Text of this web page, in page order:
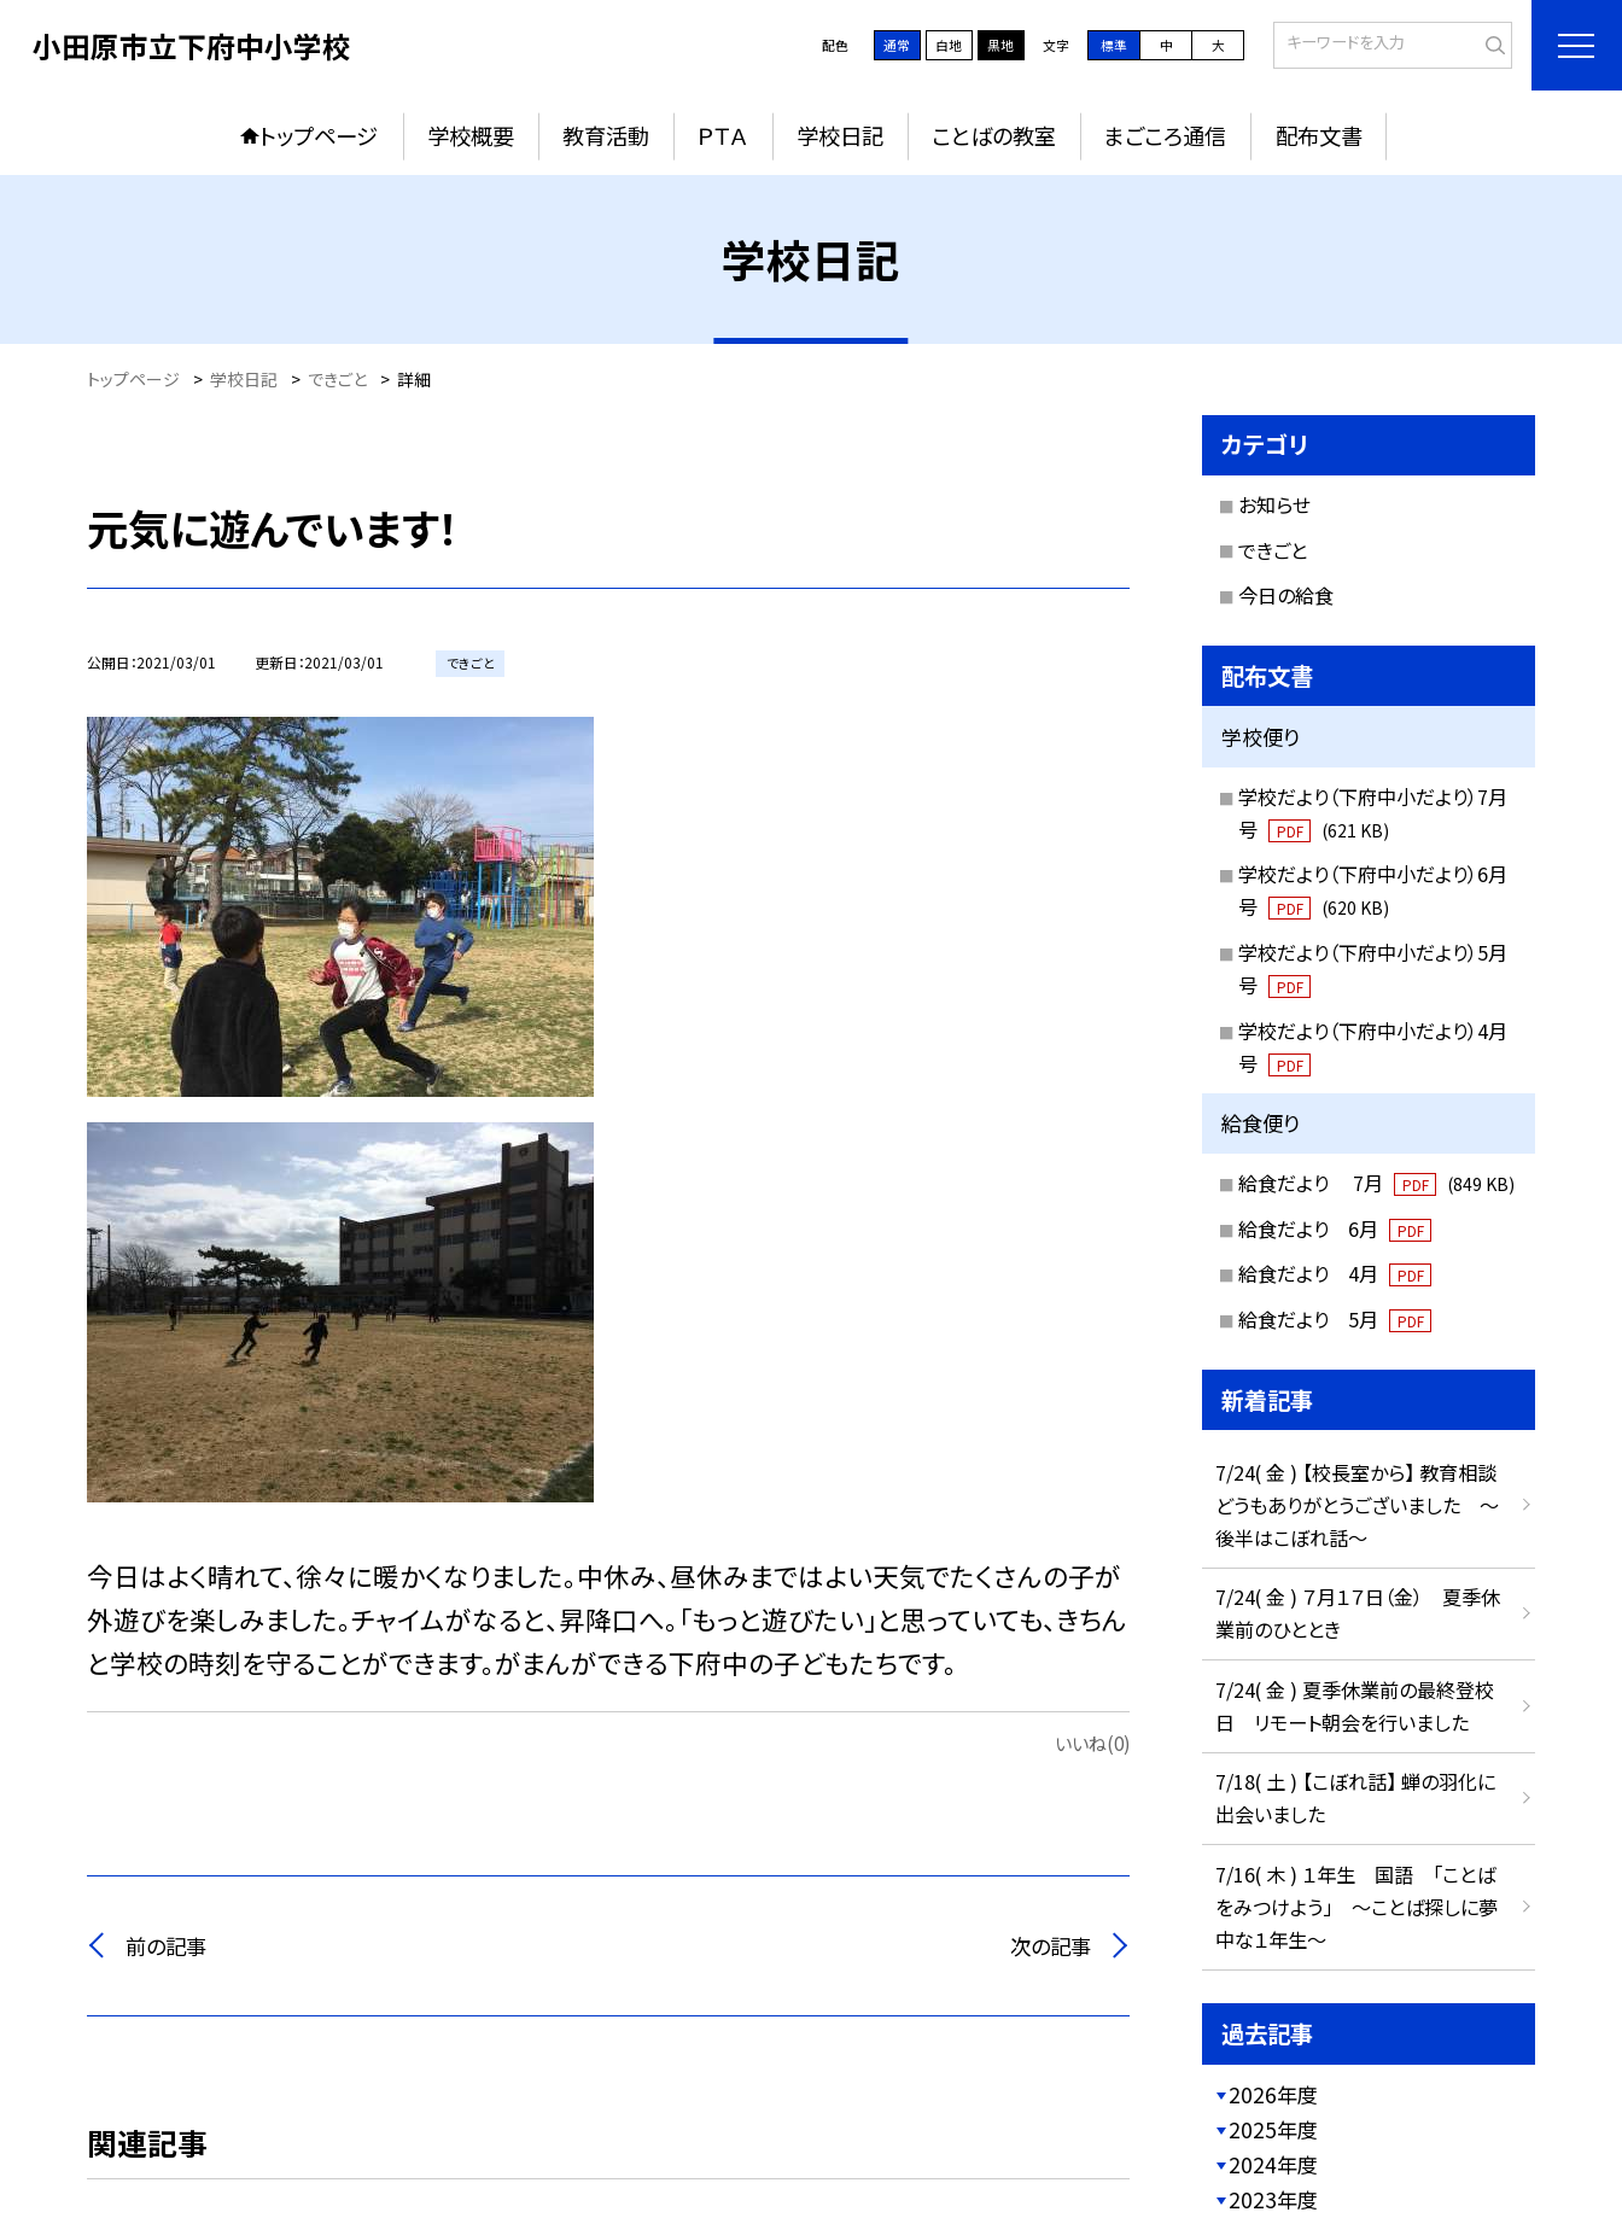
小田原市立下府中小学校 配色 通常 白地 黒地 文字 標準 中 大
トップページ 学校概要 教育活動 ＰＴＡ 学校日記 ことばの教室 まごころ通信 配布文書
学校日記
トップページ > 学校日記 > できごと > 詳細
元気に遊んでいます！
公開日 2021/03/01 更新日 2021/03/01 できごと
今日はよく晴れて、徐々に暖かくなりました。中休み、昼休みまではよい天気でたくさんの子が
外遊びを楽しみました。チャイムがなると、昇降口へ。「もっと遊びたい」と思っていても、きちん
と学校の時刻を守ることができます。がまんができる下府中の子どもたちです。
いいね(0)
前の記事 次の記事
関連記事
カテゴリ
お知らせ
できごと
今日の給食
配布文書
学校便り
学校だより（下府中小だより）7月
号
PDF (621 KB)
学校だより（下府中小だより）6月
号
PDF (620 KB)
学校だより（下府中小だより）5月
号
PDF
学校だより（下府中小だより）4月
号
PDF
給食便り
給食だより 7月 PDF (849 KB)
給食だより 6月 PDF
給食だより 4月 PDF
給食だより 5月 PDF
新着記事
7/24( 金 ) 【校長室から】 教育相談
どうもありがとうございました ～
後半はこぼれ話～
7/24( 金 ) ７月１７日（金） 夏季休
業前のひととき
7/24( 金 ) 夏季休業前の最終登校
日 リモート朝会を行いました
7/18( 土 ) 【こぼれ話】 蝉の羽化に
出会いました
7/16( 木 ) １年生 国語 「ことば
をみつけよう」 ～ことば探しに夢
中な１年生～
過去記事
2026年度
2025年度
2024年度
2023年度